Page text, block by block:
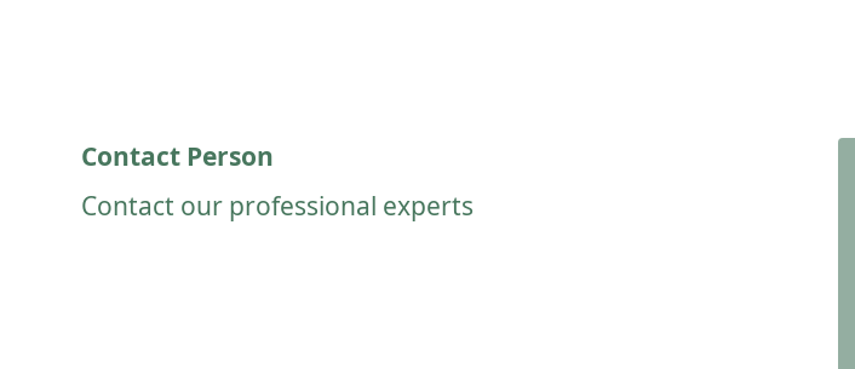
Contact Person
Contact our professional experts